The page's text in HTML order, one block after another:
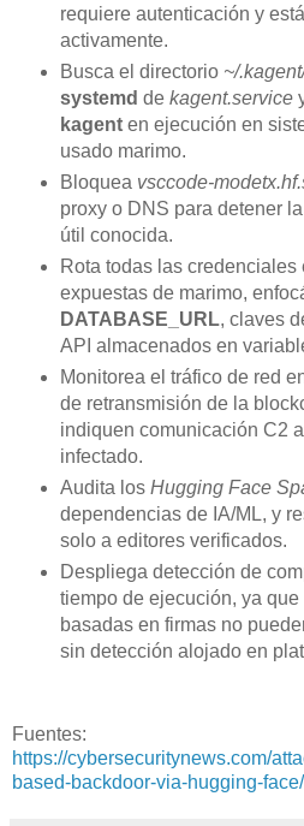
requiere autenticación y
activamente.
Busca el directorio ~/
systemd de kagent.service
kagenten ejecución en
usado marimo.
Bloquea vsccode-
proxy o DNS para detener
útil conocida.
Rota todas las credenciales
expuestas de marimo,
DATABASE_URL, claves
API almacenados en
Monitorea el tráfico de red
de retransmisión de la
indiquen comunicación C2
infectado.
Audita los Hugging Face
dependencias de IA/ML, y
solo a editores verificados.
Despliega detección de
tiempo de ejecución, ya
basadas en firmas no
sin detección alojado en
Fuentes:
https://cybersecuritynews.com/
based-backdoor-via-hugging-face/